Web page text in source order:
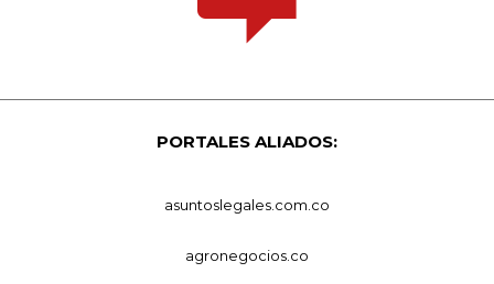
PORTALES ALIADOS:
asuntoslegales.com.co
agronegocios.co